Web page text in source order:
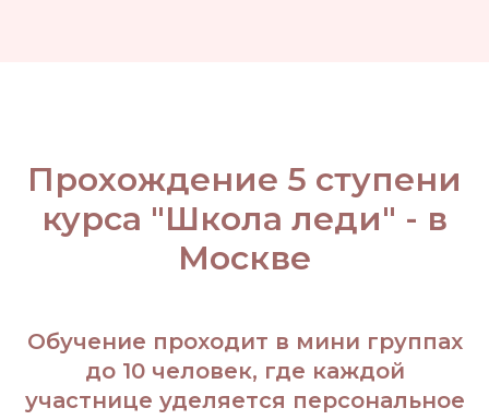
Прохождение 5 ступени
курса "Школа леди" - в
Москве
Обучение проходит в мини группах
до 10 человек, где каждой
участнице уделяется персональное